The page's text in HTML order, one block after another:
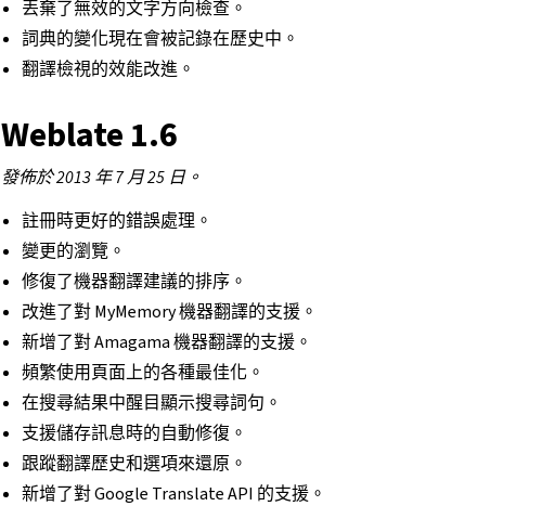
丟棄了無效的文字方向檢查。
詞典的變化現在會被記錄在歷史中。
翻譯檢視的效能改進。
Weblate 1.6
發佈於 2013 年 7 月 25 日。
註冊時更好的錯誤處理。
變更的瀏覽。
修復了機器翻譯建議的排序。
改進了對 MyMemory 機器翻譯的支援。
新增了對 Amagama 機器翻譯的支援。
頻繁使用頁面上的各種最佳化。
在搜尋結果中醒目顯示搜尋詞句。
支援儲存訊息時的自動修復。
跟蹤翻譯歷史和選項來還原。
新增了對 Google Translate API 的支援。